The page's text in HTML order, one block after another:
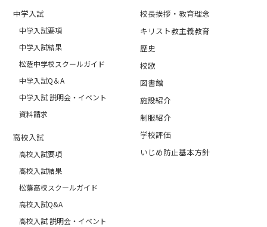
中学入試
中学入試要項
中学入試結果
松蔭中学校スクールガイド
中学入試Q＆A
中学入試 説明会・イベント
資料請求
高校入試
高校入試要項
高校入試結果
松蔭高校スクールガイド
高校入試Q&A
高校入試 説明会・イベント
校長挨拶・教育理念
キリスト教主義教育
歴史
校歌
図書館
施設紹介
制服紹介
学校評価
いじめ防止基本方針